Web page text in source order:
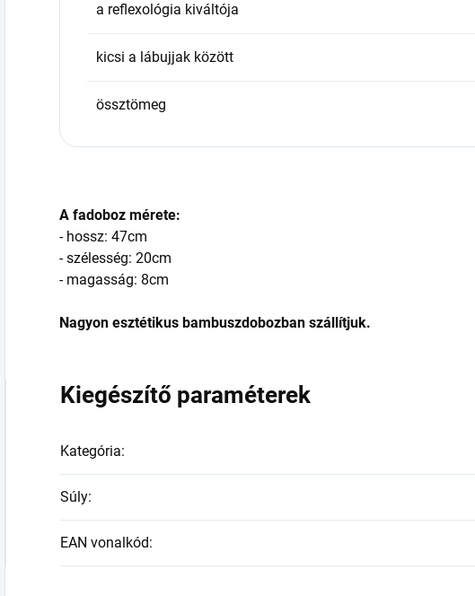
a reflexológia kiváltója
kicsi a lábujjak között
össztömeg
A fadoboz mérete:
- hossz: 47cm
- szélesség: 20cm
- magasság: 8cm
Nagyon esztétikus bambuszdobozban szállítjuk.
Kiegészítő paraméterek
Kategória:
Súly:
EAN vonalkód: